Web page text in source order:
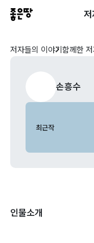
저
저자들의 이야기 함께한
손흥수
최근작
인물소개